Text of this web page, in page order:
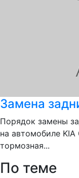
Замена
Порядок замены
на автомобиле
тормозная...
По теме